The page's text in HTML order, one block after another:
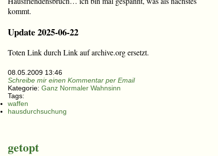
kommt.
Update 2025-06-22
Toten Link durch Link auf archive.org ersetzt.
08.05.2009 13:46
Schreibe mir einen Kommentar per Email
Kategorie: Ganz Normaler Wahnsinn
Tags:
waffen
hausdurchsuchung
getopt